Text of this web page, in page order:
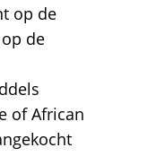
op de
de
of African